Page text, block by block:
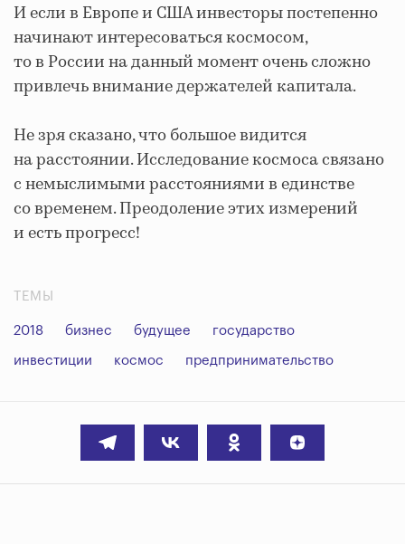
И если в Европе и США инвесторы постепенно
начинают интересоваться космосом,
то в России на данный момент очень сложно
привлечь внимание держателей капитала.
Не зря сказано, что большое видится
на расстоянии. Исследование космоса связано
с немыслимыми расстояниями в единстве
со временем. Преодоление этих измерений
и есть прогресс!
ТЕМЫ
2018 бизнес будущее государство
инвестиции космос предпринимательство